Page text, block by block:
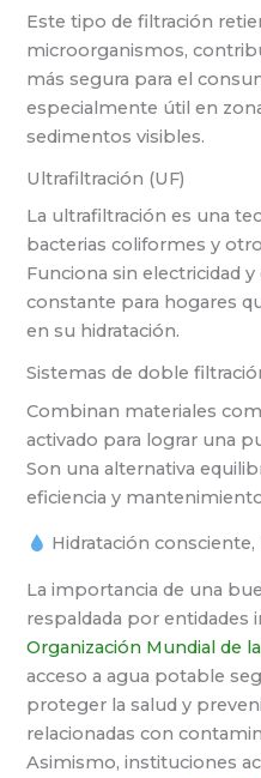
Este tipo de filtración
microorganismos,
más segura para el
especialmente útil en
sedimentos visibles.
Ultrafiltración (UF)
La ultrafiltración es una
bacterias coliformes y
Funciona sin electricidad
constante para hogares
en su hidratación.
Sistemas de doble
Combinan materiales
activado para lograr una
Son una alternativa
eficiencia y
Hidratación
La importancia de una
respaldada por entidades
Organización Mundial de
acceso a agua potable
proteger la salud y
relacionadas con
Asimismo, instituciones